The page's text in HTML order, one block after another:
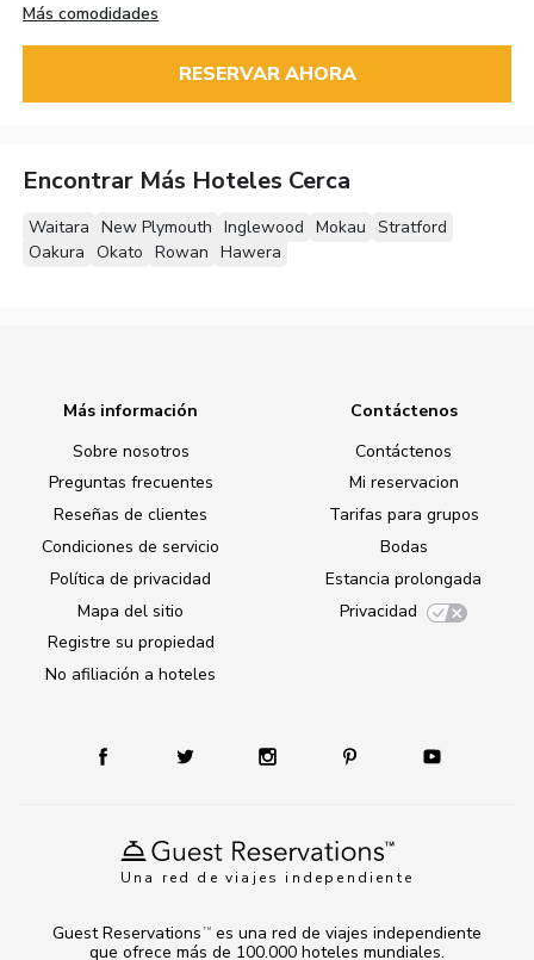
Más comodidades
RESERVAR AHORA
Encontrar Más Hoteles Cerca
Waitara New Plymouth Inglewood Mokau Stratford
Oakura Okato Rowan Hawera
Una red de viajes independiente
Más información
Sobre nosotros
Preguntas frecuentes
Reseñas de clientes
Condiciones de servicio
Política de privacidad
Mapa del sitio
Registre su propiedad
No afiliación a hoteles
Contáctenos
Contáctenos
Mi reservacion
Tarifas para grupos
Bodas
Estancia prolongada
Privacidad
Guest Reservations TM
es una red de viajes independiente
que ofrece más de 100.000 hoteles mundiales.